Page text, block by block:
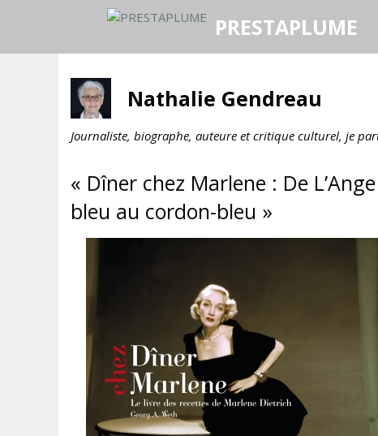
PRESTAPLUME
Nathalie Gendreau
Journaliste, biographe, auteure et critique culturel, je
« Dîner chez Marlene : De L’Ange
bleu au cordon-bleu »